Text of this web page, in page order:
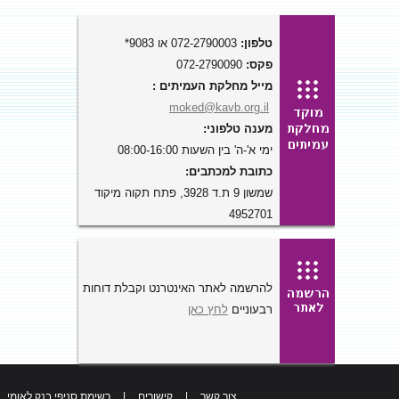
טלפון:
פקס:
מייל מחלקת העמיתים :
moked@kavb.org.il
מענה טלפוני:
ימי א'-ה' בין השעות 08:00-16:00
כתובת למכתבים:
שמשון 9 ת.ד 3928, פתח תקוה מיקוד
4952701
להרשמה לאתר האינטרנט וקבלת דוחות
רבעוניים לחץ כאן
צור קשר קישורים רשימת סניפי בנק לאומי